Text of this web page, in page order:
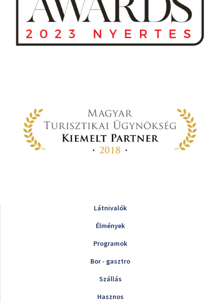
Látnivalók
Élmények
Programok
Bor - gasztro
Szállás
Hasznos